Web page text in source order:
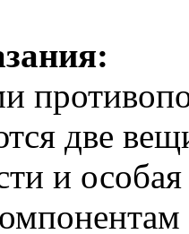
две
и особая